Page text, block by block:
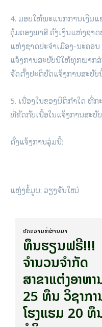
4. ມອບໃຫ້ພະແນກການເງິນແ
ຄຸ້ມຄອງພາສີ ຄັງເງິນແຫ່ງຊາ
ແຫ່ງຊາດປະຈໍາເມືອງ-ນະຄອ
ແຈ້ງການສະບັບນີໃຫ້ທຸກພາກ
ຈັດຕັ້ງປະຕິບັດແຈ້ງການສະບັບ
5. ເນື່ອງໃນຂອງນິຕິກໍາໃດ ທີ່
ທີ່ຂັດກັບເນື້ອໃນແຈ້ງການສະ
ດັ່ງແຈ້ງການລຸ່ມນີ້:
ແຫຼ່ງຂໍ້ມູນ: ວຽງຈັນໃໝ່
ບົດ​ຄວາມ​ທີ່​ຜ່ານ​ມາ
ທຶນຮຽນຟຣີ!!!
ຈຳນວນຈຳກັດ
ສາຂາແຕ່ງອາຫາ
25 ທຶນ ວິຊາກາ
ໂຮງແຮມ 20 ທຶ